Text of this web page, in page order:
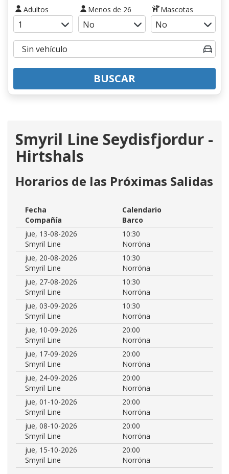
Adultos Menos de 26 Mascotas
BUSCAR
Smyril Line Seydisfjordur -
Hirtshals
Horarios de las Próximas Salidas
Fecha
Calendario
Compañía
Barco
jue, 13-08-2026
10:30
Smyril Line
Norröna
jue, 20-08-2026
10:30
Smyril Line
Norröna
jue, 27-08-2026
10:30
Smyril Line
Norröna
jue, 03-09-2026
10:30
Smyril Line
Norröna
jue, 10-09-2026
20:00
Smyril Line
Norröna
jue, 17-09-2026
20:00
Smyril Line
Norröna
jue, 24-09-2026
20:00
Smyril Line
Norröna
jue, 01-10-2026
20:00
Smyril Line
Norröna
jue, 08-10-2026
20:00
Smyril Line
Norröna
jue, 15-10-2026
20:00
Smyril Line
Norröna